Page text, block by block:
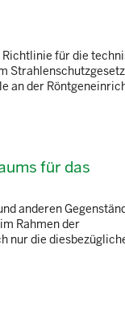
für die
an der
für das
anderen
Rahmen der
nur die